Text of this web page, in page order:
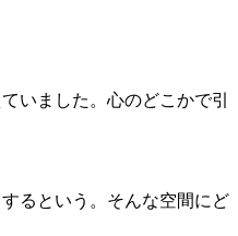
いました。心のどこかで引
るという。そんな空間にど